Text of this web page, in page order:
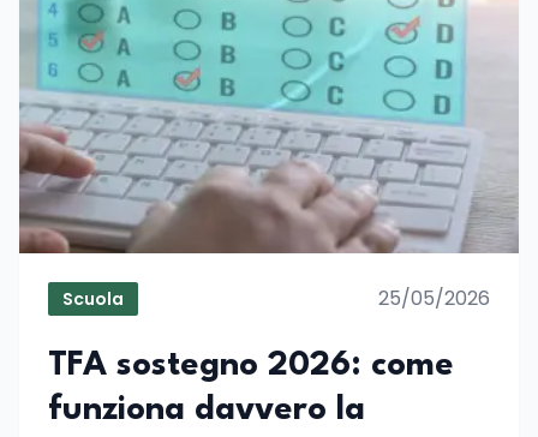
Scuola 25/05/2026
TFA sostegno 2026: come
funziona davvero la